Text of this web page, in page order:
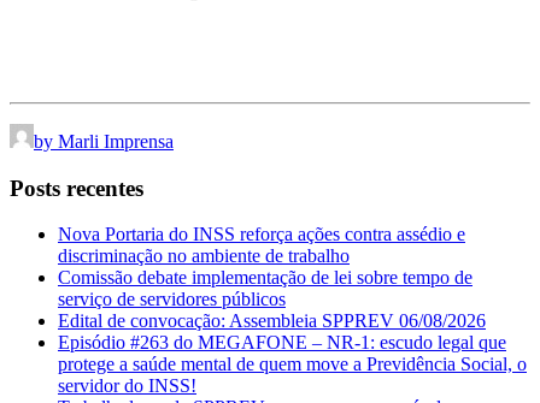
by Marli Imprensa
Posts recentes
Nova Portaria do INSS reforça ações contra assédio e
discriminação no ambiente de trabalho
Comissão debate implementação de lei sobre tempo de
serviço de servidores públicos
Edital de convocação: Assembleia SPPREV 06/08/2026
Episódio #263 do MEGAFONE – NR-1: escudo legal que
protege a saúde mental de quem move a Previdência Social, o
servidor do INSS!